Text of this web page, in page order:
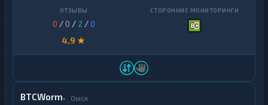
0 / 0 / 2 /0
4,9 ★
BTCWorm Омск